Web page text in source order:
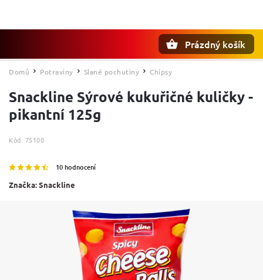
Prázdný košík
Domů / Potraviny / Slané pochutiny / Chipsy
Snackline Sýrové kukuřičné kuličky -
pikantní 125g
Kód: 75100
10 hodnocení
Značka:Snackline